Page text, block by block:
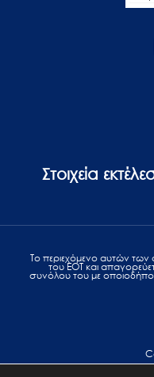
Στοιχεία
Το περιεχόμενο αυτών των
του ΕΟΤ και
συνόλου του με